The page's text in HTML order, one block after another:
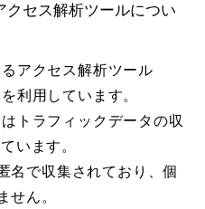
クセス解析ツールについ
アクセス解析ツール
利用しています。
トラフィックデータの収
います。
名で収集されており、個
せん。